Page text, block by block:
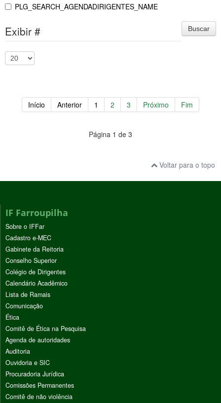
PLG_SEARCH_AGENDADIRIGENTES_NAME
Buscar
Exibir #
Início Anterior 1 2 3 Próximo Fim
Página 1 de 3
Voltar para o topo
IF Farroupilha
Sobre o IFFar
Cadastro e-MEC
Gabinete da Reitoria
Conselho Superior
Colégio de Dirigentes
Calendário Acadêmico
Lista de Ramais
Comunicação
Ética
Comitê de Ética na Pesquisa
Agenda de autoridades
Auditoria
Ouvidoria e SIC
Procuradoria Jurídica
Comissões Permanentes
Comitê de não violência